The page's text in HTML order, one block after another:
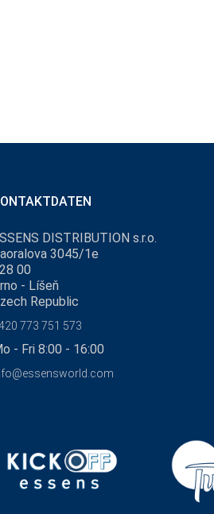
DISTRIBUTION s.r.o.
3045/1e
00
- Líšeň
Republic
773 751 573
- Fri 8:00 - 16:00